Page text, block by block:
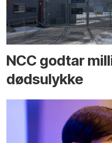
NCC godtar
dødsulykke